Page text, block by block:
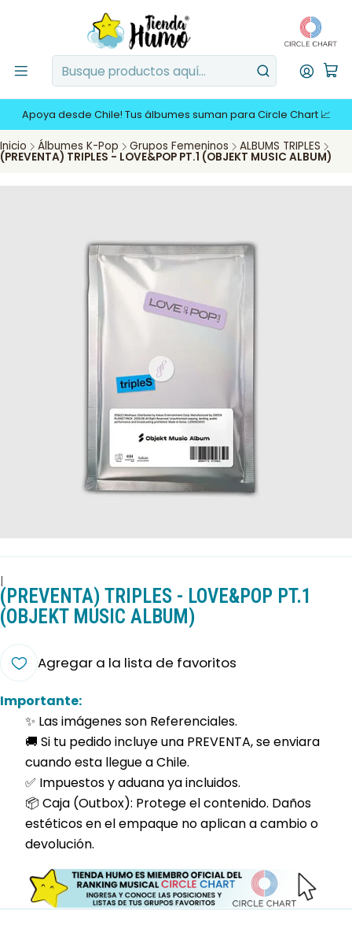
Apoya desde Chile! Tus álbumes suman para Circle Chart 📈
Inicio Álbumes K-Pop Grupos Femeninos ALBUMS TRIPLES
(PREVENTA) TRIPLES - LOVE&POP PT.1 (OBJEKT MUSIC ALBUM)
|
(PREVENTA) TRIPLES - LOVE&POP PT.1
(OBJEKT MUSIC ALBUM)
Agregar a la lista de favoritos
Importante:
✨ Las imágenes son Referenciales.
🚚 Si tu pedido incluye una PREVENTA, se enviara
cuando esta llegue a Chile.
✅ Impuestos y aduana ya incluidos.
📦 Caja (Outbox): Protege el contenido. Daños
estéticos en el empaque no aplican a cambio o
devolución.